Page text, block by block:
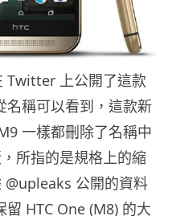
Twitter 上公開了這款
名稱可以看到，這款新
一樣都刪除了名稱中
所指的是規格上的縮
@upleaks 公開的資料
HTC One (M8) 的大